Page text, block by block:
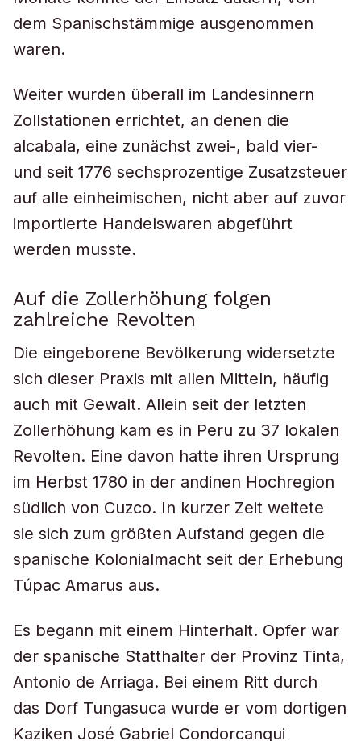
dem Spanischstämmige ausgenommen
waren.
Weiter wurden überall im Landesinnern
Zollstationen errichtet, an denen die
alcabala, eine zunächst zwei-, bald vier-
und seit 1776 sechsprozentige Zusatzsteuer
auf alle einheimischen, nicht aber auf zuvor
importierte Handelswaren abgeführt
werden musste.
Auf die Zollerhöhung folgen
zahlreiche Revolten
Die eingeborene Bevölkerung widersetzte
sich dieser Praxis mit allen Mitteln, häufig
auch mit Gewalt. Allein seit der letzten
Zollerhöhung kam es in Peru zu 37 lokalen
Revolten. Eine davon hatte ihren Ursprung
im Herbst 1780 in der andinen Hochregion
südlich von Cuzco. In kurzer Zeit weitete
sie sich zum größten Aufstand gegen die
spanische Kolonialmacht seit der Erhebung
Túpac Amarus aus.
Es begann mit einem Hinterhalt. Opfer war
der spanische Statthalter der Provinz Tinta,
Antonio de Arriaga. Bei einem Ritt durch
das Dorf Tungasuca wurde er vom dortigen
Kaziken José Gabriel Condorcanqui